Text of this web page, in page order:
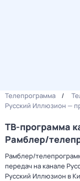
Телепрограмма
Русский Иллюзион —
ТВ-программа
Рамблер/
Рамблер/
передач на канале
Русский Иллюзион в